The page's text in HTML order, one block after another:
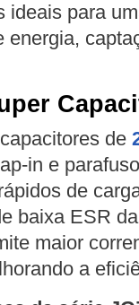
ideais para
energia,
de
in e
de
baixa ESR
maior
a